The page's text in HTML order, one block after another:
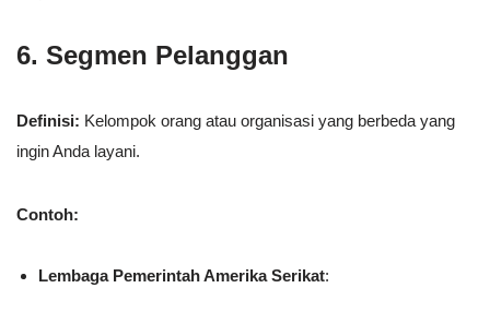
6. Segmen Pelanggan
Definisi: Kelompok orang atau organisasi yang berbeda yang
ingin Anda layani.
Contoh:
Lembaga Pemerintah Amerika Serikat: